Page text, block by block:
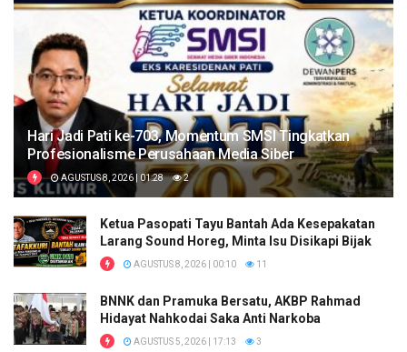
Hari Jadi Pati ke-703, Momentum SMSI Tingkatkan
Profesionalisme Perusahaan Media Siber
AGUSTUS 8, 2026 | 01:28 2
Ketua Pasopati Tayu Bantah Ada Kesepakatan
Larang Sound Horeg, Minta Isu Disikapi Bijak
AGUSTUS 8, 2026 | 00:10 11
BNNK dan Pramuka Bersatu, AKBP Rahmad
Hidayat Nahkodai Saka Anti Narkoba
AGUSTUS 5, 2026 | 17:13 3